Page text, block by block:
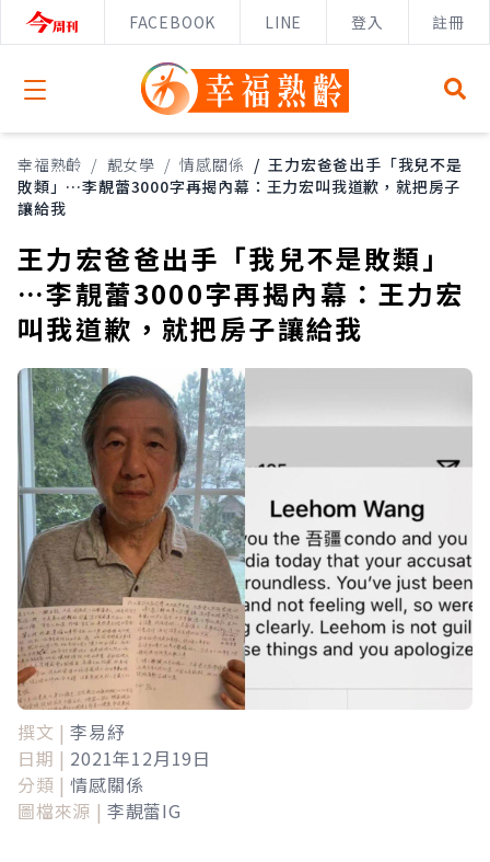
FACEBOOK LINE 登入 註冊
Open menu
幸福熟齡 / 靚女學 / 情感關係 / 王力宏爸爸出手「我兒不是
敗類」…李靚蕾3000字再揭內幕：王力宏叫我道歉，就把房子
讓給我
王力宏爸爸出手「我兒不是敗類」
…李靚蕾3000字再揭內幕：王力宏
叫我道歉，就把房子讓給我
撰文 | 李易紓
日期 | 2021年12月19日
分類 | 情感關係
圖檔來源 | 李靚蕾IG